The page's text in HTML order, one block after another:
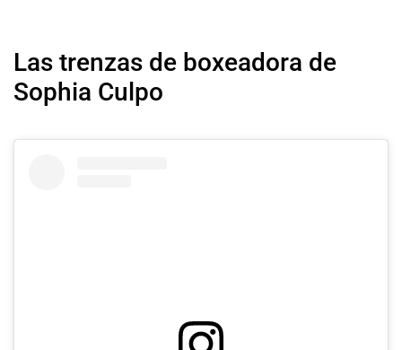
Las trenzas de boxeadora de
Sophia Culpo